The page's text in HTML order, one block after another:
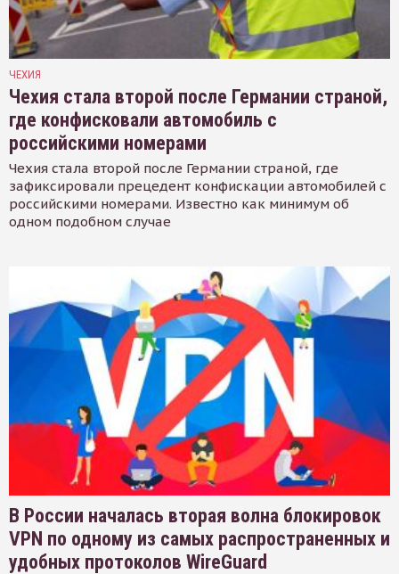
ЧЕХИЯ
Чехия стала второй после Германии страной,
где конфисковали автомобиль с
российскими номерами
Чехия стала второй после Германии страной, где
зафиксировали прецедент конфискации автомобилей с
российскими номерами. Известно как минимум об
одном подобном случае
В России началась вторая волна блокировок
VPN по одному из самых распространенных и
удобных протоколов WireGuard